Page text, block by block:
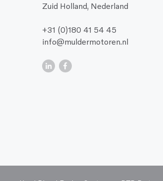
Zuid Holland, Nederland
+31 (0)180 41 54 45
info@muldermotoren.nl